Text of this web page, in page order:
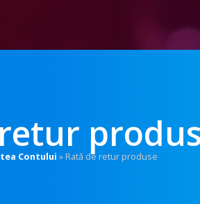
Contului »Rată de retur produse